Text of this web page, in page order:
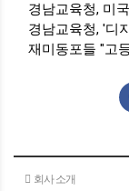
경남교육청, 미국 학교·
경남교육청, '디지털
재미동포들 "고등학
회사 소개